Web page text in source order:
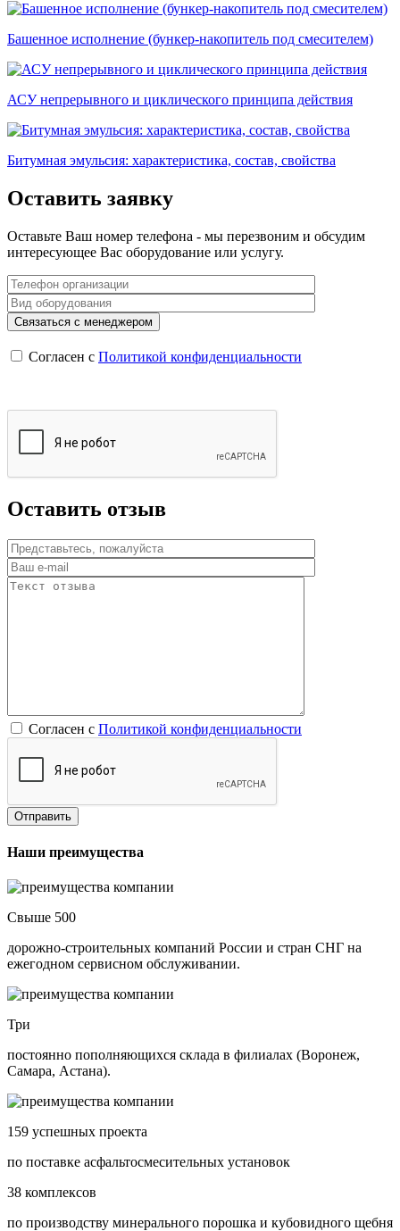
Башенное исполнение (бункер-накопитель под смесителем)
АСУ непрерывного и циклического принципа действия
Битумная эмульсия: характеристика, состав, свойства
Оставить заявку
Оставьте Ваш номер телефона - мы перезвоним и обсудим
интересующее Вас оборудование или услугу.
Согласен с Политикой конфиденциальности
Оставить отзыв
Согласен с Политикой конфиденциальности
Наши преимущества
Свыше 500
дорожно-строительных компаний России и стран СНГ на
ежегодном сервисном обслуживании.
Три
постоянно пополняющихся склада в филиалах (Воронеж,
Самара, Астана).
159 успешных проекта
по поставке асфальтосмесительных установок
38 комплексов
по производству минерального порошка и кубовидного щебня